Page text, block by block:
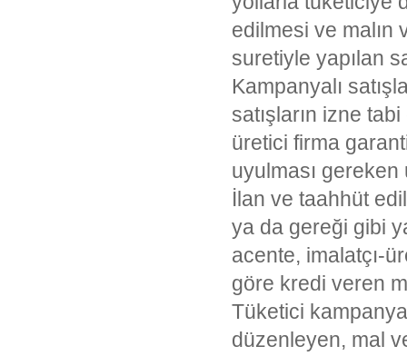
edilmesi ve malın
suretiyle yapılan
Kampanyalı
satışların izne
üretici firma
uyulması
İlan ve taahhüt
ya da gereği gibi
acente, imalatçı-
göre kredi veren
Tüketici
düzenleyen, mal